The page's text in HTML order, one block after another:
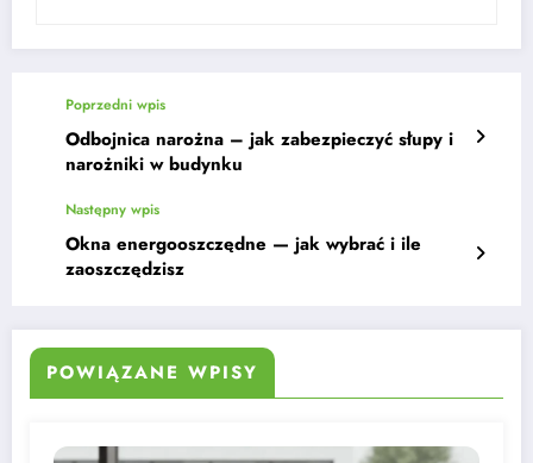
Poprzedni wpis
Odbojnica narożna – jak zabezpieczyć słupy i
narożniki w budynku
Następny wpis
Okna energooszczędne — jak wybrać i ile
zaoszczędzisz
POWIĄZANE WPISY